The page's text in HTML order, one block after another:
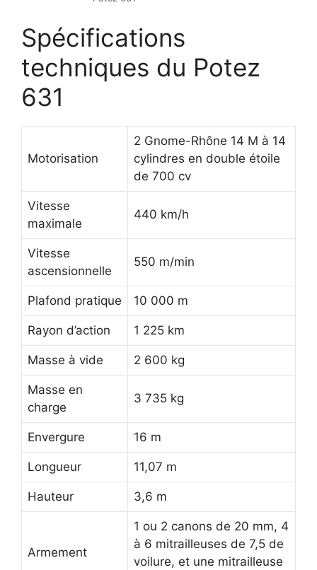
Spécifications
techniques du Potez
631
Motorisation
2 Gnome-Rhône 14 M à 14
cylindres en double étoile
de 700 cv
Vitesse
maximale
440 km/h
Vitesse
ascensionnelle
550 m/min
Plafond pratique 10 000 m
Rayon d’action 1 225 km
Masse à vide 2 600 kg
Masse en
charge
3 735 kg
Envergure 16 m
Longueur 11,07 m
Hauteur 3,6 m
Armement
1 ou 2 canons de 20 mm, 4
à 6 mitrailleuses de 7,5 de
voilure, et une mitrailleuse